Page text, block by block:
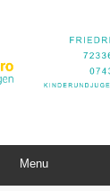
Menu